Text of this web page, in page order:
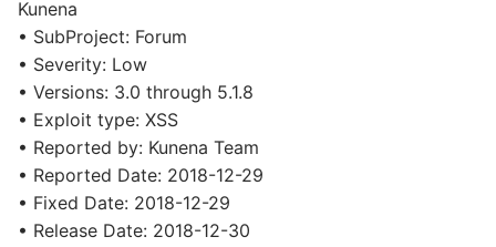
Kunena
• SubProject: Forum
• Severity: Low
• Versions: 3.0 through 5.1.8
• Exploit type: XSS
• Reported by: Kunena Team
• Reported Date: 2018-12-29
• Fixed Date: 2018-12-29
• Release Date: 2018-12-30